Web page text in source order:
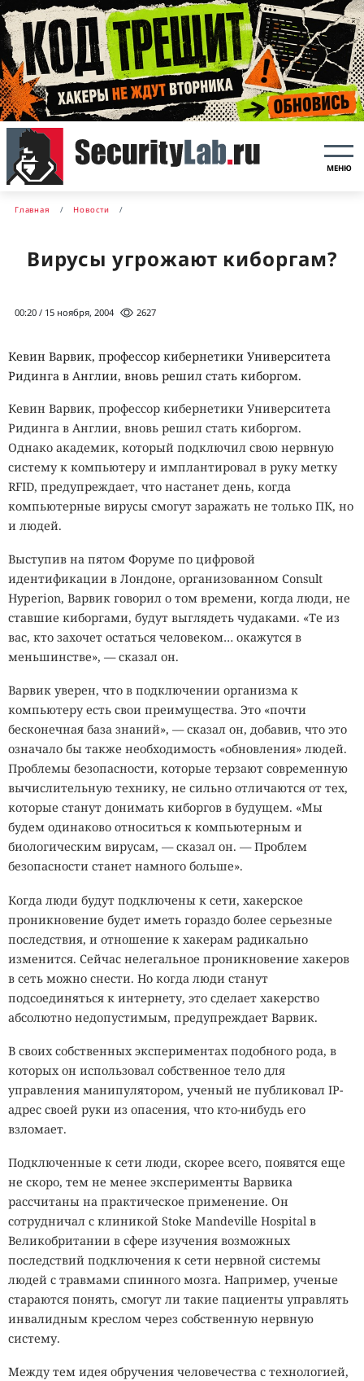
МЕНЮ
Главная Новости
Вирусы угрожают киборгам?
00:20 / 15 ноября, 2004 2627
Кевин Варвик, профессор кибернетики Университета
Ридинга в Англии, вновь решил стать киборгом.
Кевин Варвик, профессор кибернетики Университета
Ридинга в Англии, вновь решил стать киборгом.
Однако академик, который подключил свою нервную
систему к компьютеру и имплантировал в руку метку
RFID, предупреждает, что настанет день, когда
компьютерные вирусы смогут заражать не только ПК, но
и людей.
Выступив на пятом Форуме по цифровой
идентификации в Лондоне, организованном Consult
Hyperion, Варвик говорил о том времени, когда люди, не
ставшие киборгами, будут выглядеть чудаками. «Те из
вас, кто захочет остаться человеком… окажутся в
меньшинстве», — сказал он.
Варвик уверен, что в подключении организма к
компьютеру есть свои преимущества. Это «почти
бесконечная база знаний», — сказал он, добавив, что это
означало бы также необходимость «обновления» людей.
Проблемы безопасности, которые терзают современную
вычислительную технику, не сильно отличаются от тех,
которые станут донимать киборгов в будущем. «Мы
будем одинаково относиться к компьютерным и
биологическим вирусам, — сказал он. — Проблем
безопасности станет намного больше».
Когда люди будут подключены к сети, хакерское
проникновение будет иметь гораздо более серьезные
последствия, и отношение к хакерам радикально
изменится. Сейчас нелегальное проникновение хакеров
в сеть можно снести. Но когда люди станут
подсоединяться к интернету, это сделает хакерство
абсолютно недопустимым, предупреждает Варвик.
В своих собственных экспериментах подобного рода, в
которых он использовал собственное тело для
управления манипулятором, ученый не публиковал IP-
адрес своей руки из опасения, что кто-нибудь его
взломает.
Подключенные к сети люди, скорее всего, появятся еще
не скоро, тем не менее эксперименты Варвика
рассчитаны на практическое применение. Он
сотрудничал с клиникой Stoke Mandeville Hospital в
Великобритании в сфере изучения возможных
последствий подключения к сети нервной системы
людей с травмами спинного мозга. Например, ученые
стараются понять, смогут ли такие пациенты управлять
инвалидным креслом через собственную нервную
систему.
Между тем идея обручения человечества с технологией,